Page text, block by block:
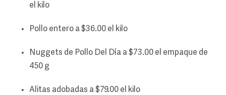
el kilo
Pollo entero a $36.00 el kilo
Nuggets de Pollo Del Día a $73.00 el empaque de
450 g
Alitas adobadas a $79.00 el kilo